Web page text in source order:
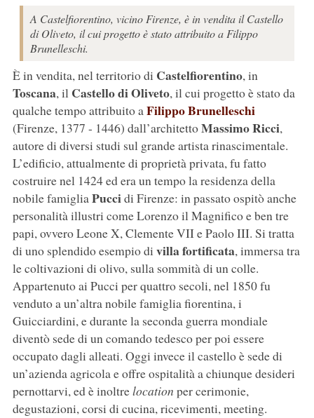
A Castelfiorentino, vicino Firenze, è in vendita il Castello
di Oliveto, il cui progetto è stato attribuito a Filippo
Brunelleschi.
È in vendita, nel territorio di Castelfiorentino, in
Toscana, il Castello di Oliveto, il cui progetto è stato da
qualche tempo attribuito aFilippo Brunelleschi
(Firenze, 1377 - 1446) dall’architettoMassimo Ricci,
autore di diversi studi sul grande artista rinascimentale.
L’edificio, attualmente di proprietà privata, fu fatto
costruire nel 1424 ed era un tempo la residenza della
nobile famigliaPuccidi Firenze: in passato ospitò anche
personalità illustri come Lorenzo il Magnifico e ben tre
papi, ovvero Leone X, Clemente VII e Paolo III. Si tratta
di uno splendido esempio di villa fortificata, immersa tra
le coltivazioni di olivo, sulla sommità di un colle.
Appartenuto ai Pucci per quattro secoli, nel 1850 fu
venduto a un’altra nobile famiglia fiorentina, i
Guicciardini, e durante la seconda guerra mondiale
diventò sede di un comando tedesco per poi essere
occupato dagli alleati. Oggi invece il castello è sede di
un’azienda agricola e offre ospitalità a chiunque desideri
pernottarvi, ed è inoltrelocation per cerimonie,
degustazioni, corsi di cucina, ricevimenti, meeting.